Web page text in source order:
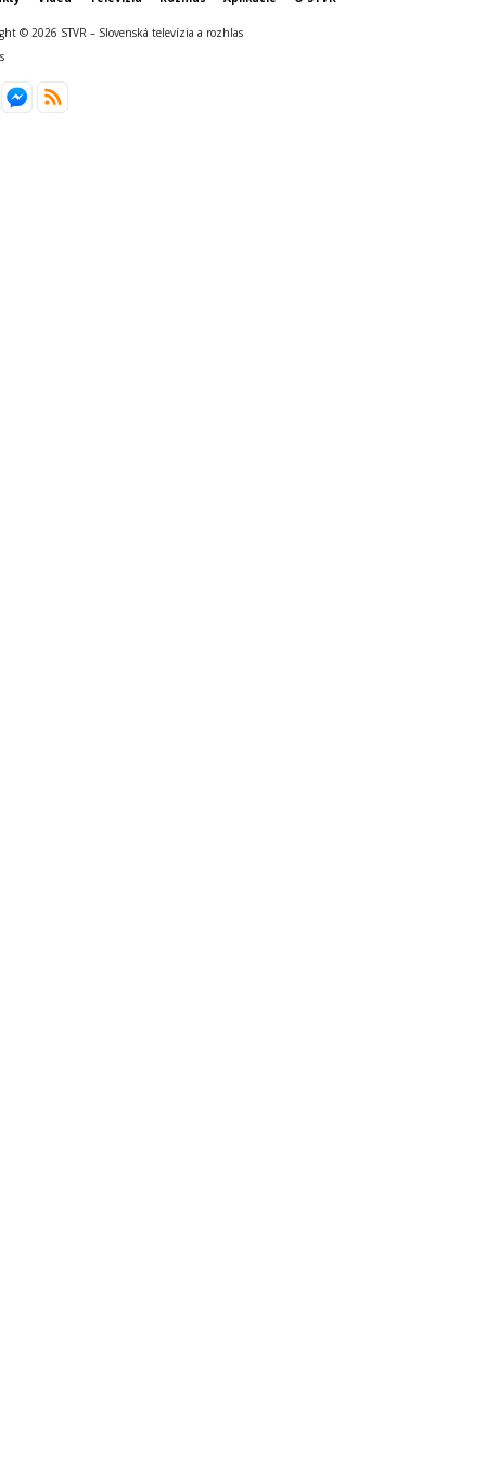
© 2026 STVR – Slovenská televízia a rozhlas